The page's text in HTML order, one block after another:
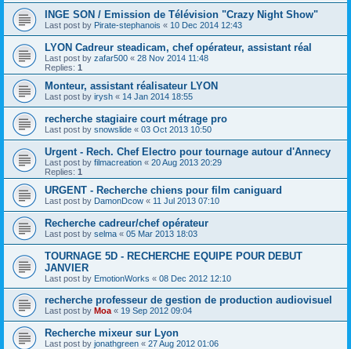
INGE SON / Emission de Télévision "Crazy Night Show"
Last post by Pirate-stephanois « 10 Dec 2014 12:43
LYON Cadreur steadicam, chef opérateur, assistant réal
Last post by zafar500 « 28 Nov 2014 11:48
Replies: 1
Monteur, assistant réalisateur LYON
Last post by irysh « 14 Jan 2014 18:55
recherche stagiaire court métrage pro
Last post by snowslide « 03 Oct 2013 10:50
Urgent - Rech. Chef Electro pour tournage autour d'Annecy
Last post by filmacreation « 20 Aug 2013 20:29
Replies: 1
URGENT - Recherche chiens pour film caniguard
Last post by DamonDcow « 11 Jul 2013 07:10
Recherche cadreur/chef opérateur
Last post by selma « 05 Mar 2013 18:03
TOURNAGE 5D - RECHERCHE EQUIPE POUR DEBUT
JANVIER
Last post by EmotionWorks « 08 Dec 2012 12:10
recherche professeur de gestion de production audiovisuel
Last post by Moa « 19 Sep 2012 09:04
Recherche mixeur sur Lyon
Last post by jonathgreen « 27 Aug 2012 01:06